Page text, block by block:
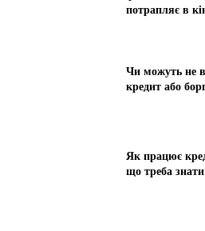
потрапляє в
Чи можуть не
кредит або
Як працює
що треба